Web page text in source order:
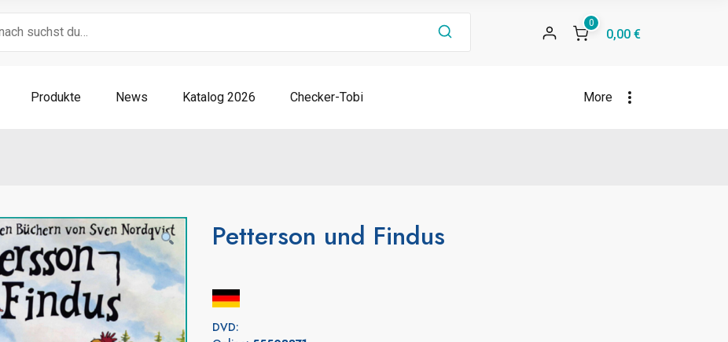
0
0,00 €
Produkte News Katalog 2026 Checker-Tobi More
Petterson und Findus
DVD: